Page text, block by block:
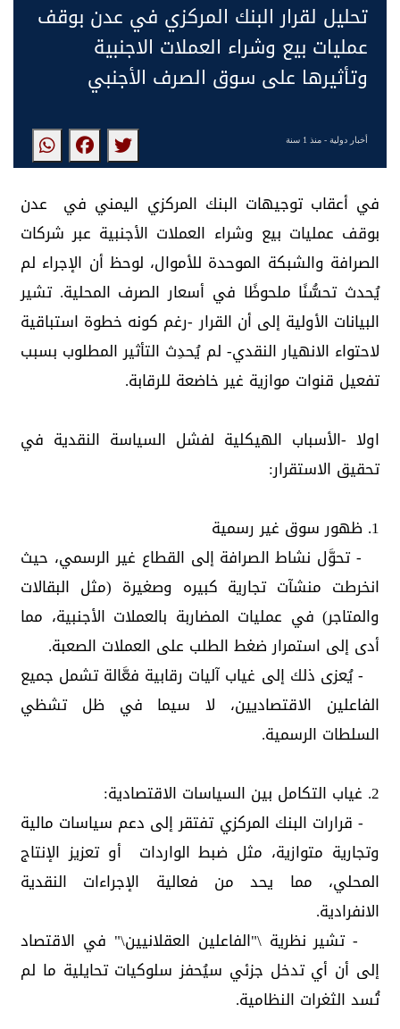
تحليل لقرار البنك المركزي في عدن بوقف
عمليات بيع وشراء العملات الاجنبية
وتأثيرها على سوق الصرف الأجنبي
أخبار دولية- منذ 1 سنة
في أعقاب توجيهات البنك المركزي اليمني في عدن
بوقف عمليات بيع وشراء العملات الأجنبية عبر شركات
الصرافة والشبكة الموحدة للأموال، لوحظ أن الإجراء لم
يُحدث تحسُّنًا ملحوظًا في أسعار الصرف المحلية. تشير
البيانات الأولية إلى أن القرار -رغم كونه خطوة استباقية
لاحتواء الانهيار النقدي- لم يُحدِث التأثير المطلوب بسبب
تفعيل قنوات موازية غير خاضعة للرقابة.
اولا -الأسباب الهيكلية لفشل السياسة النقدية في
تحقيق الاستقرار:
1. ظهور سوق غير رسمية
- تحوَّل نشاط الصرافة إلى القطاع غير الرسمي، حيث
انخرطت منشآت تجارية كبيره وصغيرة (مثل البقالات
والمتاجر) في عمليات المضاربة بالعملات الأجنبية، مما
أدى إلى استمرار ضغط الطلب على العملات الصعبة.
- يُعزى ذلك إلى غياب آليات رقابية فعَّالة تشمل جميع
الفاعلين الاقتصاديين، لا سيما في ظل تشظي
السلطات الرسمية.
2. غياب التكامل بين السياسات الاقتصادية:
- قرارات البنك المركزي تفتقر إلى دعم سياسات مالية
وتجارية متوازية، مثل ضبط الواردات أو تعزيز الإنتاج
المحلي، مما يحد من فعالية الإجراءات النقدية
الانفرادية.
- تشير نظرية \"الفاعلين العقلانيين\" في الاقتصاد
إلى أن أي تدخل جزئي سيُحفز سلوكيات تحايلية ما لم
تُسد الثغرات النظامية.